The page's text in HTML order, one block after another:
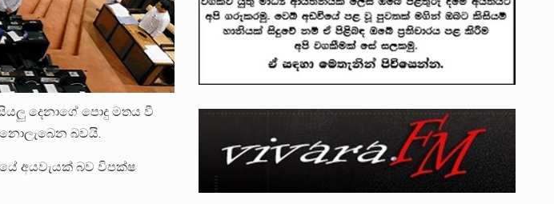
දෙනාගේ පොදු මතය වී
බවයි.
අයවැයක් බව විපක්ෂ